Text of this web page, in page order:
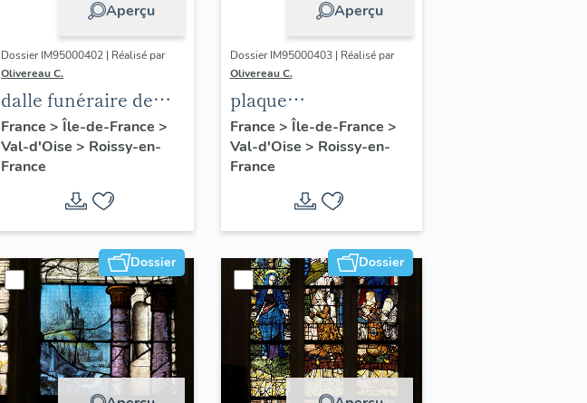
Aperçu
Dossier IM95000402 | Réalisé par
Olivereau C.
dalle funéraire de
Jehan Balagne et
Toussaine de La Rue
France > Île-de-France >
Val-d'Oise > Roissy-en-
France
Aperçu
Dossier IM95000403 | Réalisé par
Olivereau C.
plaque
commémorative :
Christ en croix et
donateur
France > Île-de-France >
Val-d'Oise > Roissy-en-
France
Dossier Dossier